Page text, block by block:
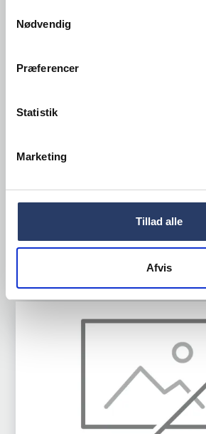
Nødvendig
Præferencer
Statistik
Marketing
Tillad alle
Afvis
Plast